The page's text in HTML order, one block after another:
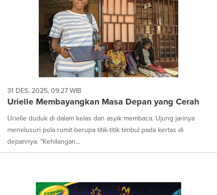
31 DES, 2025, 09:27 WIB
Urielle Membayangkan Masa Depan yang Cerah
Urielle duduk di dalam kelas dan asyik membaca. Ujung jarinya
menelusuri pola rumit berupa titik-titik timbul pada kertas di
depannya. "Kehilangan...